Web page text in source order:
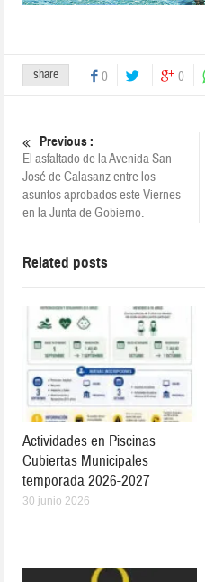
share 0 0
Previous :
El asfaltado de la Avenida San
José de Calasanz entre los
asuntos aprobados este Viernes
en la Junta de Gobierno.
Related posts
Actividades en Piscinas
Cubiertas Municipales
temporada 2026-2027
30 junio 2026